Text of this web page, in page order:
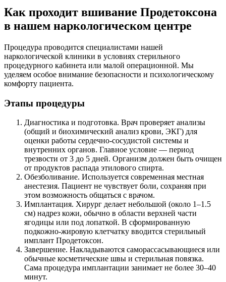
Как проходит вшивание Продетоксона
в нашем наркологическом центре
Процедура проводится специалистами нашей
наркологической клиники в условиях стерильного
процедурного кабинета или малой операционной. Мы
уделяем особое внимание безопасности и психологическому
комфорту пациента.
Этапы процедуры
Диагностика и подготовка. Врач проверяет анализы
(общий и биохимический анализ крови, ЭКГ) для
оценки работы сердечно-сосудистой системы и
внутренних органов. Главное условие — период
трезвости от 3 до 5 дней. Организм должен быть очищен
от продуктов распада этилового спирта.
Обезболивание. Используется современная местная
анестезия. Пациент не чувствует боли, сохраняя при
этом возможность общаться с врачом.
Имплантация. Хирург делает небольшой (около 1–1.5
см) надрез кожи, обычно в области верхней части
ягодицы или под лопаткой. В сформированную
подкожно-жировую клетчатку вводится стерильный
имплант Продетоксон.
Завершение. Накладываются саморассасывающиеся или
обычные косметические швы и стерильная повязка.
Сама процедура имплантации занимает не более 30–40
минут.